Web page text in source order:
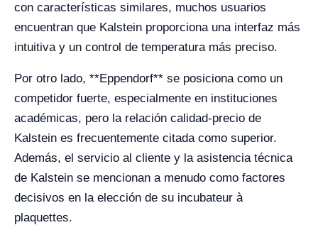
con características similares, muchos usuarios
encuentran que Kalstein proporciona una interfaz más
intuitiva y un control de temperatura más preciso.
Por otro lado, **Eppendorf** se posiciona como un
competidor fuerte, especialmente en instituciones
académicas, pero la relación calidad-precio de
Kalstein es frecuentemente citada como superior.
Además, el servicio al cliente y la asistencia técnica
de Kalstein se mencionan a menudo como factores
decisivos en la elección de su incubateur à
plaquettes.